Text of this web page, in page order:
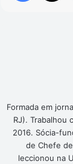
Formada em
RJ). Trabalhou
2016. Sócia-
de Chefe
leccionou na